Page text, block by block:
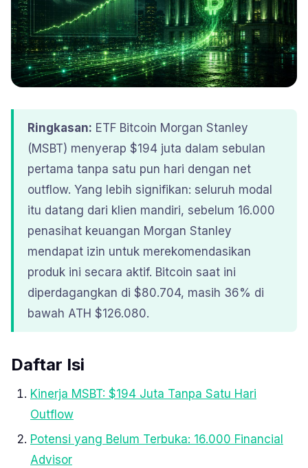
Ringkasan: ETF Bitcoin Morgan Stanley
(MSBT) menyerap $194 juta dalam sebulan
pertama tanpa satu pun hari dengan net
outflow. Yang lebih signifikan: seluruh modal
itu datang dari klien mandiri, sebelum 16.000
penasihat keuangan Morgan Stanley
mendapat izin untuk merekomendasikan
produk ini secara aktif. Bitcoin saat ini
diperdagangkan di $80.704, masih 36% di
bawah ATH $126.080.
Daftar Isi
Kinerja MSBT: $194 Juta Tanpa Satu Hari
Outflow
Potensi yang Belum Terbuka: 16.000 Financial
Advisor